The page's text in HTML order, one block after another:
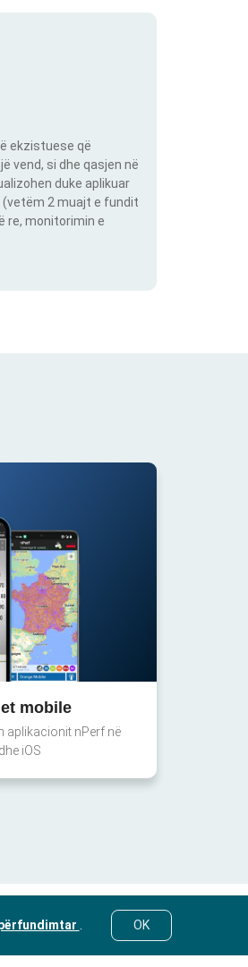
ekzistuese që
vend, si dhe qasjen në
duke aplikuar
(vetëm 2 muajt e fundit
re, monitorimin e
mobile
aplikacionit nPerf në
iOS
OK